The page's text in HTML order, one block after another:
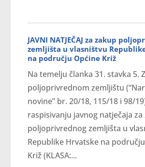
JAVNI NATJEČAJ za zakup
zemljišta u vlasništvu
na području Općine Križ
Na temelju članka 31. stavka 5.
poljoprivrednom zemljištu
novine” br. 20/18, 115/18 i 98/
raspisivanju javnog natječaja za
poljoprivrednog zemljišta u
Republike Hrvatske na
Križ (KLASA:...